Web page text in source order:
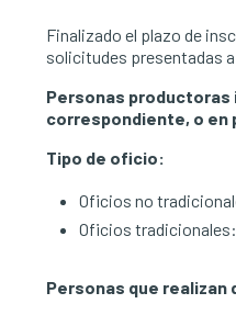
Finalizado el plazo de
solicitudes presentadas
Personas productoras
correspondiente, o en
Tipo de oficio:
Oficios no
Oficios
Personas que